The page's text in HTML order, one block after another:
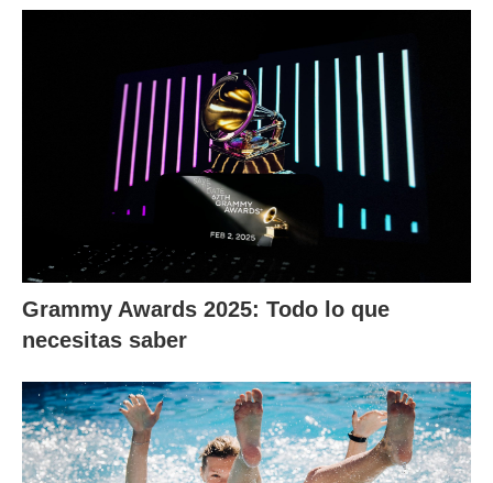
Grammy Awards 2025: Todo lo que
necesitas saber